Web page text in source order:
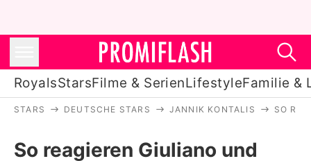
RoyalsStarsFilme & SerienLifestyleFamilie &
Stars
STARS DEUTSCHE STARS JANNIK KONTALIS SO
So reagieren Giuliano und